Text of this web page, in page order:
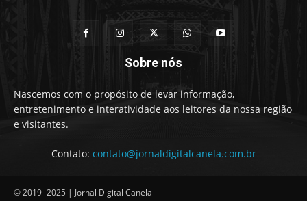
Sobre nós
Nascemos com o propósito de levar informação,
entretenimento e interatividade aos leitores da nossa região
e visitantes.
Contato: contato@jornaldigitalcanela.com.br
© 2019 -2025 | Jornal Digital Canela